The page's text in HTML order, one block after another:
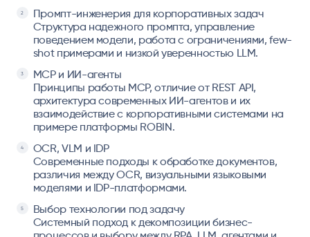
Промпт-инженерия для корпоративных задач
Структура надежного промпта, управление
поведением модели, работа с ограничениями, few-
shot примерами и низкой уверенностью LLM.
MCP и ИИ-агенты
Принципы работы MCP, отличие от REST API,
архитектура современных ИИ-агентов и их
взаимодействие с корпоративными системами на
примере платформы ROBIN.
OCR, VLM и IDP
Современные подходы к обработке документов,
различия между OCR, визуальными языковыми
моделями и IDP-платформами.
Выбор технологии под задачу
Системный подход к декомпозиции бизнес-